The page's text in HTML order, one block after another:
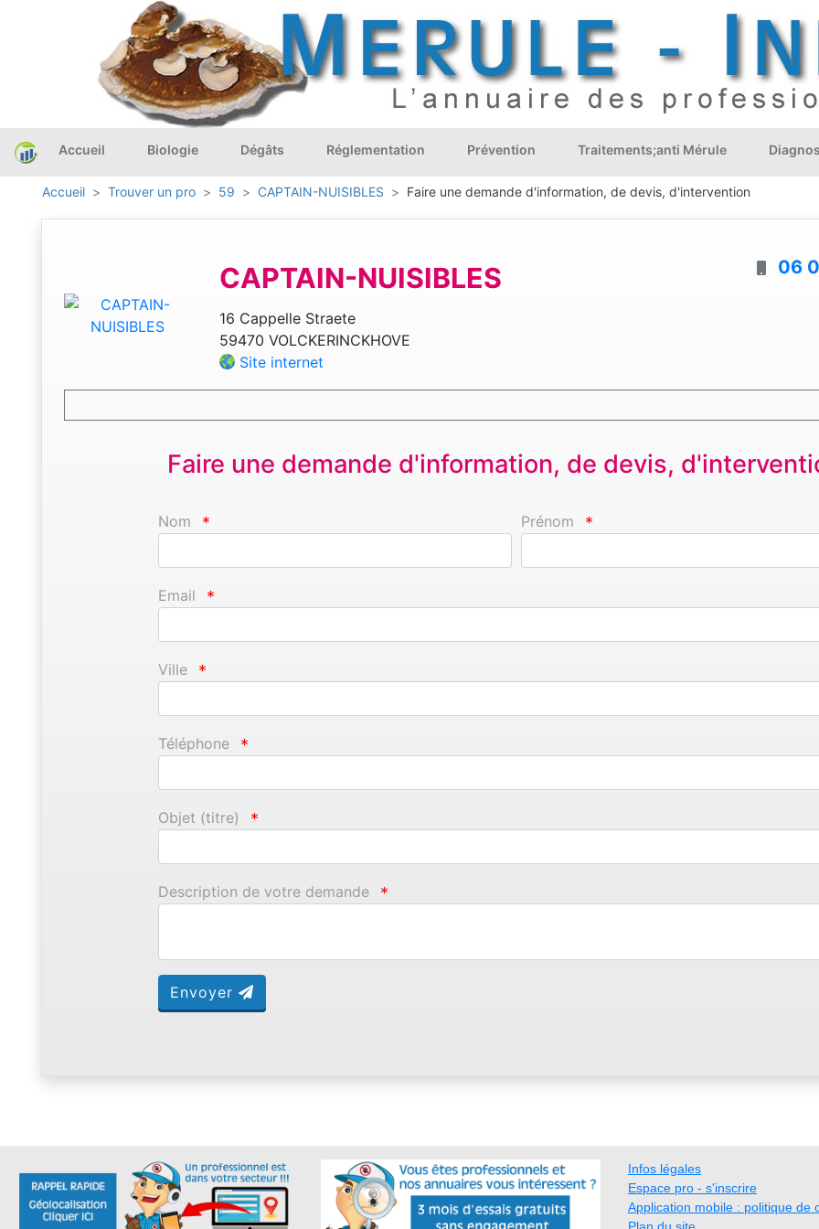
Accueil Biologie Dégâts Réglementation Prévention Traitements;anti Mérule
Accueil Trouver un pro 59 CAPTAIN-NUISIBLES Faire une demande d'information, de devis, d'intervention
CAPTAIN-NUISIBLES
16 Cappelle Straete
59470 VOLCKERINCKHOVE
Site internet
06
Faire une demande d'information, de devis,
Nom * Prénom *
Email *
Ville *
Téléphone *
Objet (titre) *
Description de votre demande *
Envoyer
Infos légales
Espace pro - s'inscrire
Application mobile : politique de
Plan du site